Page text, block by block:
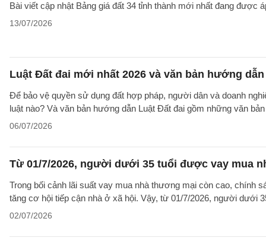
Bài viết cập nhật Bảng giá đất 34 tỉnh thành mới nhất đang được
13/07/2026
Luật Đất đai mới nhất 2026 và văn bản hướng
Để bảo vệ quyền sử dụng đất hợp pháp, người dân và doanh
luật nào? Và văn bản hướng dẫn Luật Đất đai gồm những văn
06/07/2026
Từ 01/7/2026, người dưới 35 tuổi được vay mua
Trong bối cảnh lãi suất vay mua nhà thương mại còn cao, chính
tăng cơ hội tiếp cận nhà ở xã hội. Vậy, từ 01/7/2026, người dưới
02/07/2026